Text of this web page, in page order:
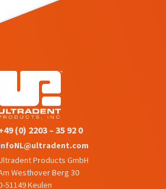
(0) 2203 – 35 92 0
Products GmbH
Westhover Berg 30
51149 Keulen